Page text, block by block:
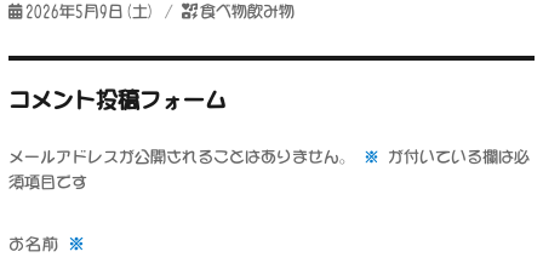
投
日:
2026年5月9日(土)
カ
ゴ
リ
ー
食べ物飲み物
コメント投稿フォーム
メールアドレスが公開されることはありません。 ※ が付いている欄は必
須項目です
お名前 ※